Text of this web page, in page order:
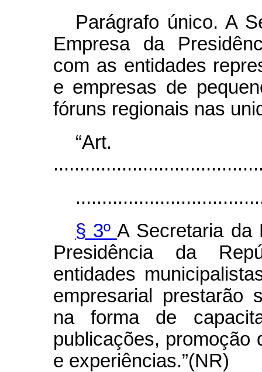
Parágrafo único. A
Empresa da
com as entidades
e empresas de
fóruns regionais nas
§ 3ºA Secretaria da
Presidência da
entidades
empresarial prestarão
na forma de
publicações, promoção
e experiências.”(NR)